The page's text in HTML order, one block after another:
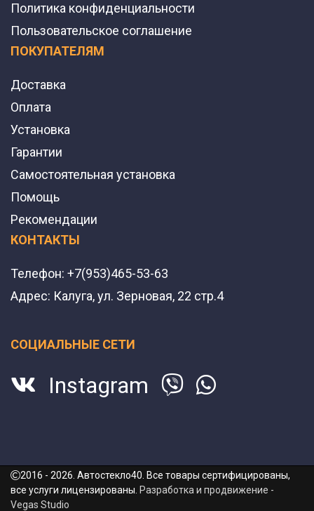
Политика конфиденциальности
Пользовательское соглашение
ПОКУПАТЕЛЯМ
Доставка
Оплата
Установка
Гарантии
Самостоятельная установка
Помощь
Рекомендации
КОНТАКТЫ
Телефон: +7(953)465-53-63
Адрес: Калуга, ул. Зерновая, 22 стр.4
СОЦИАЛЬНЫЕ СЕТИ
Instagram
2016 - 2026. Автостекло40. Все товары сертифицированы,
все услуги лицензированы. Разработка и продвижение -
Vegas Studio